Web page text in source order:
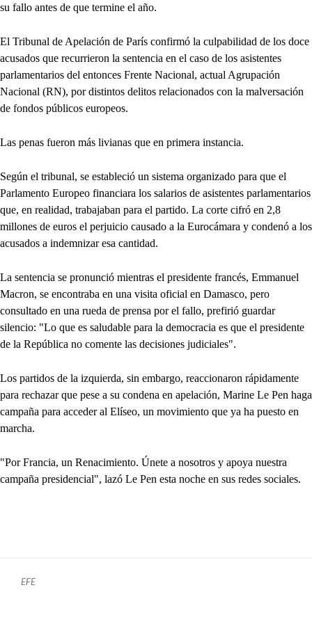
su fallo antes de que termine el año.
El Tribunal de Apelación de París confirmó la culpabilidad de los doce
acusados que recurrieron la sentencia en el caso de los asistentes
parlamentarios del entonces Frente Nacional, actual Agrupación
Nacional (RN), por distintos delitos relacionados con la malversación
de fondos públicos europeos.
Las penas fueron más livianas que en primera instancia.
Según el tribunal, se estableció un sistema organizado para que el
Parlamento Europeo financiara los salarios de asistentes parlamentarios
que, en realidad, trabajaban para el partido. La corte cifró en 2,8
millones de euros el perjuicio causado a la Eurocámara y condenó a los
acusados a indemnizar esa cantidad.
La sentencia se pronunció mientras el presidente francés, Emmanuel
Macron, se encontraba en una visita oficial en Damasco, pero
consultado en una rueda de prensa por el fallo, prefirió guardar
silencio: "Lo que es saludable para la democracia es que el presidente
de la República no comente las decisiones judiciales".
Los partidos de la izquierda, sin embargo, reaccionaron rápidamente
para rechazar que pese a su condena en apelación, Marine Le Pen haga
campaña para acceder al Elíseo, un movimiento que ya ha puesto en
marcha.
"Por Francia, un Renacimiento. Únete a nosotros y apoya nuestra
campaña presidencial", lazó Le Pen esta noche en sus redes sociales.
EFE